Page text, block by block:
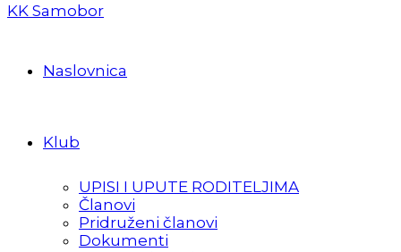
KK Samobor
Naslovnica
Klub
UPISI I UPUTE RODITELJIMA
Članovi
Pridruženi članovi
Dokumenti